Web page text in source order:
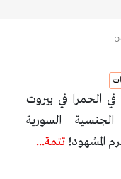
الحمرا في بيروت
السورية
المشهود! تتمة...